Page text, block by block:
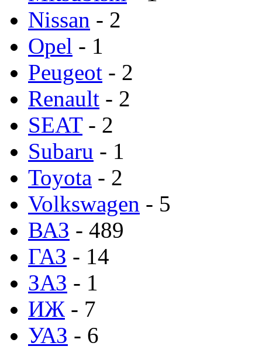
Nissan - 2
Opel - 1
Peugeot - 2
Renault - 2
SEAT- 2
Subaru - 1
Toyota - 2
Volkswagen - 5
ВАЗ - 489
ГАЗ - 14
ЗАЗ - 1
ИЖ - 7
УАЗ - 6